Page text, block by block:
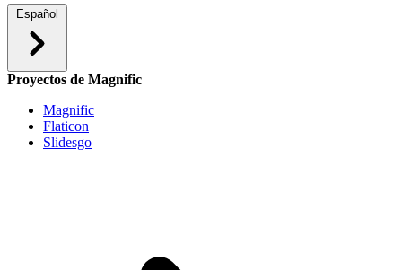
Español
Proyectos de Magnific
Magnific
Flaticon
Slidesgo